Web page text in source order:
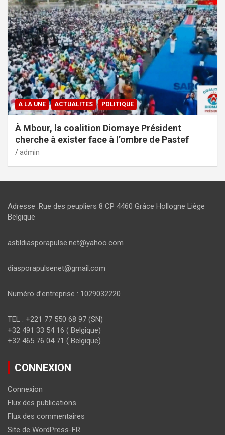
A LA UNE ACTUALITES POLITIQUE
À Mbour, la coalition Diomaye Président
cherche à exister face à l’ombre de Pastef
admin
Adresse :Rue des peupliers 8 CP 4460 Grâce Hollogne Liège
Belgique
asbldiasporapulse.net@yahoo.com
diasporapulsenet@gmail.com
Numéro d’entreprise : 1029032220
TEL : +221 77 550 68 97 (SN)
+32 491 33 54 16 ( Belgique)
+32 465 76 04 71 ( Belgique)
CONNEXION
Connexion
Flux des publications
Flux des commentaires
Site de WordPress-FR